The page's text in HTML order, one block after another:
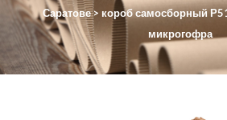
Саратове > короб самосборный
микрогофра